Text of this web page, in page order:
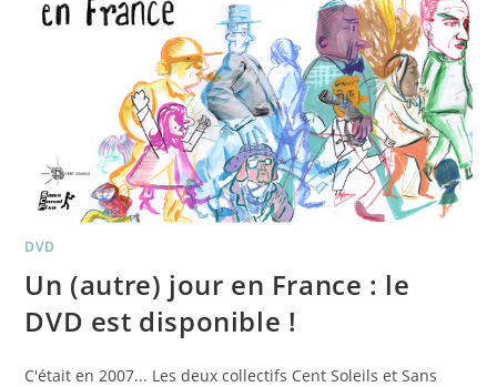
DVD
Un (autre) jour en France : le
DVD est disponible !
C'était en 2007... Les deux collectifs Cent Soleils et Sans